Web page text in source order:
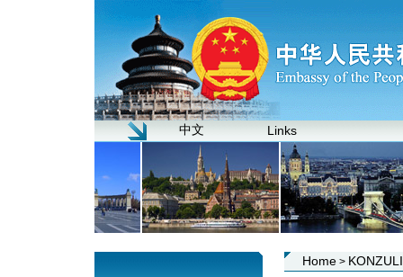
中文 Links
Home >